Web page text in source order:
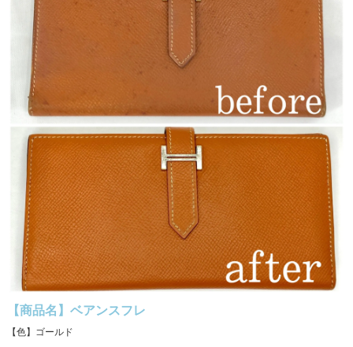
【商品名】ベアンスフレ
【色】ゴールド